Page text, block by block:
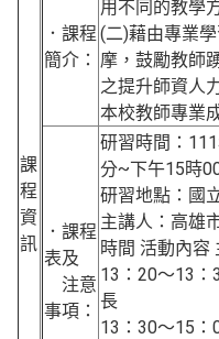
課
程
資
訊
．課程
簡介：
用不同的教學
(二)藉由專業
摩，鼓勵教師
之提升師資人
本校教師專業
．課程
表及
注意
事項：
研習時間：
分~下午15時
研習地點：國
主講人：高雄
時間 活動內容
13：20～13：
長
13：30～15：